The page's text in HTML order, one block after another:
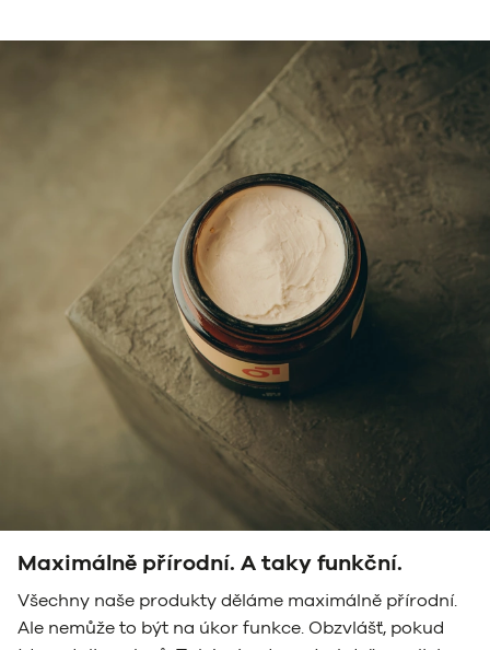
Maximálně přírodní. A taky funkční.
Všechny naše produkty děláme maximálně přírodní.
Ale nemůže to být na úkor funkce. Obzvlášť, pokud